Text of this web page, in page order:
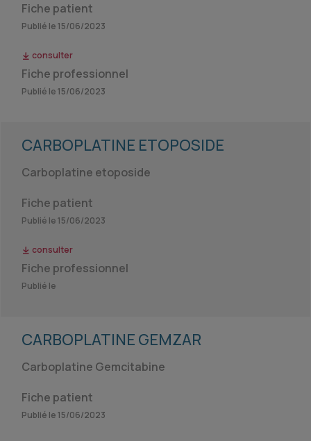
Fiche patient
Publié le 15/06/2023
consulter
Fiche professionnel
Publié le 15/06/2023
CARBOPLATINE ETOPOSIDE
Carboplatine etoposide
Fiche patient
Publié le 15/06/2023
consulter
Fiche professionnel
Publié le
CARBOPLATINE GEMZAR
Carboplatine Gemcitabine
Fiche patient
Publié le 15/06/2023